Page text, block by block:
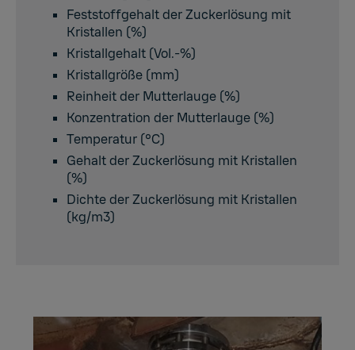
Feststoffgehalt der Zuckerlösung mit
Kristallen (%)
Kristallgehalt (Vol.-%)
Kristallgröße (mm)
Reinheit der Mutterlauge (%)
Konzentration der Mutterlauge (%)
Temperatur (°C)
Gehalt der Zuckerlösung mit Kristallen
(%)
Dichte der Zuckerlösung mit Kristallen
(kg/m3)